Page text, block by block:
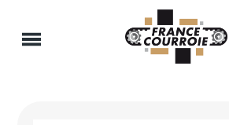
Panneau de gestion des cookies